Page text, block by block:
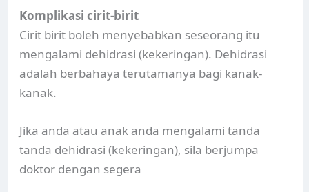
Komplikasi cirit-birit
Cirit birit boleh menyebabkan seseorang itu
mengalami dehidrasi (kekeringan). Dehidrasi
adalah berbahaya terutamanya bagi kanak-
kanak.
Jika anda atau anak anda mengalami tanda
tanda dehidrasi (kekeringan), sila berjumpa
doktor dengan segera